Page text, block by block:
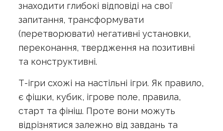
знаходити глибокі відповіді на свої
запитання, трансформувати
(перетворювати) негативні установки,
переконання, твердження на позитивні
та конструктивні.
Т-ігри схожі на настільні ігри. Як правило,
є фішки, кубик, ігрове поле, правила,
старт та фініш. Проте вони можуть
відрізнятися залежно від завдань та